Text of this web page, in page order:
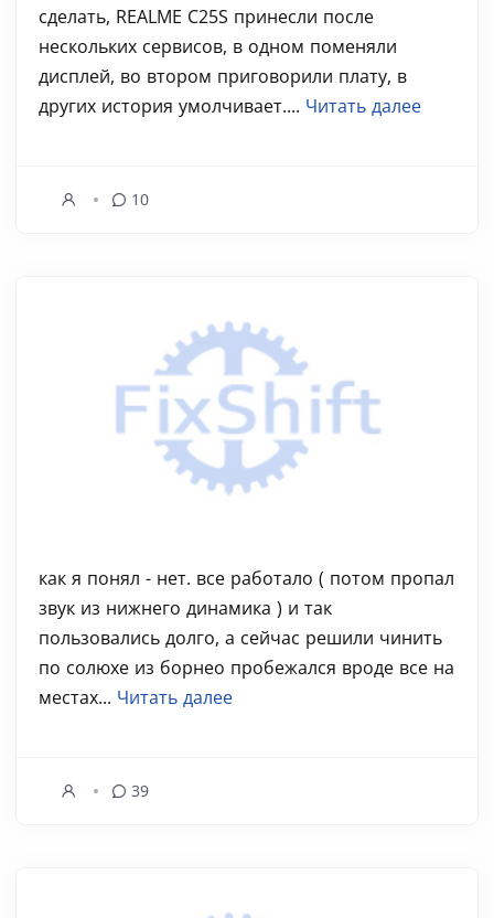
сделать, REALME C25S принесли после
нескольких сервисов, в одном поменяли
дисплей, во втором приговорили плату, в
других история умолчивает.... Читать далее
10
как я понял - нет. все работало ( потом пропал
звук из нижнего динамика ) и так
пользовались долго, а сейчас решили чинить
по солюхе из борнео пробежался вроде все на
местах... Читать далее
39